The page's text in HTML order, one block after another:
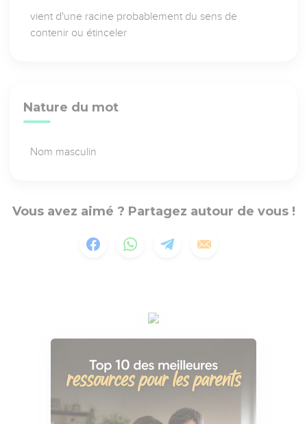
vient d'une racine probablement du sens de
contenir ou étinceler
Nature du mot
Nom masculin
Vous avez aimé ? Partagez autour de vous !